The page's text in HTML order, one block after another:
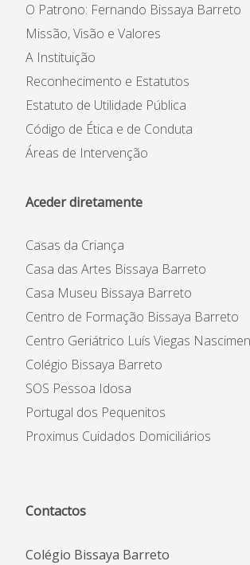
O Patrono: Fernando Bissaya Barreto
Missão, Visão e Valores
A Instituição
Reconhecimento e Estatutos
Estatuto de Utilidade Pública
Código de Ética e de Conduta
Áreas de Intervenção
Aceder diretamente
Casas da Criança
Casa das Artes Bissaya Barreto
Casa Museu Bissaya Barreto
Centro de Formação Bissaya Barreto
Centro Geriátrico Luís Viegas
Colégio Bissaya Barreto
SOS Pessoa Idosa
Portugal dos Pequenitos
Proximus Cuidados Domiciliários
Contactos
Colégio Bissaya Barreto